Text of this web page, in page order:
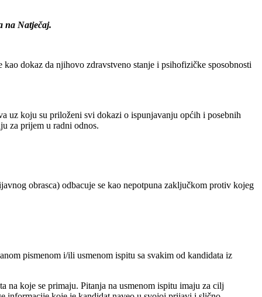
na Natječaj.
dokaz da njihovo zdravstveno stanje i psihofizičke sposobnosti
uz koju su priloženi svi dokazi o ispunjavanju općih i posebnih
za prijem u radni odnos.
obrasca) odbacuje se kao nepotpuna zaključkom protiv kojeg
pismenom i/ili usmenom ispitu sa svakim od kandidata iz
na koje se primaju. Pitanja na usmenom ispitu imaju za cilj